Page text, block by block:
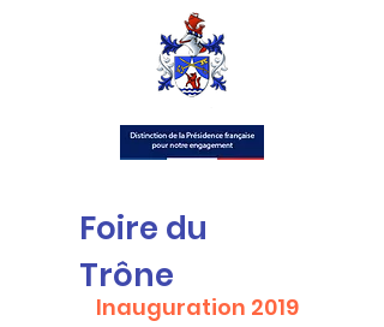
Foire du
Trône
Inauguration 2019